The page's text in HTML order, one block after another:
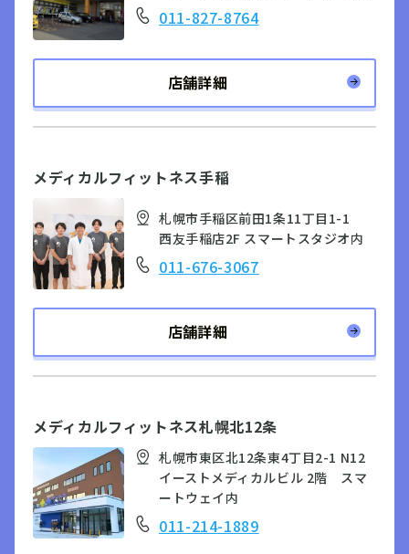
011-827-8764
店舗詳細
メディカルフィットネス手稲
札幌市手稲区前田1条11丁目1-1
西友手稲店2F スマートスタジオ内
011-676-3067
店舗詳細
メディカルフィットネス札幌北12条
札幌市東区北12条東4丁目2-1 N12
イーストメディカルビル 2階 スマ
ートウェイ内
011-214-1889